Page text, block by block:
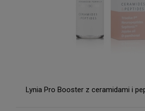
Lynia Pro Booster z ceramidami i